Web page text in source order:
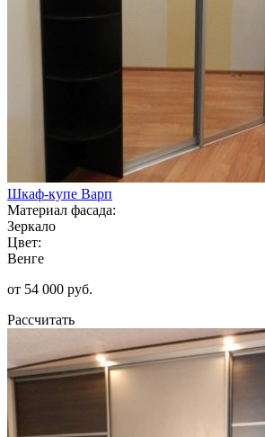
Шкаф-купе Варп
Материал фасада:
Зеркало
Цвет:
Венге
от 54 000 руб.
Рассчитать